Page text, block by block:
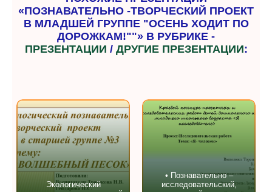
«ПОЗНАВАТЕЛЬНО -ТВОРЧЕСКИЙ ПРОЕКТ
В МЛАДШЕЙ ГРУППЕ "ОСЕНЬ ХОДИТ ПО
ДОРОЖКАМ!""» В РУБРИКЕ -
ПРЕЗЕНТАЦИИ / ДРУГИЕ ПРЕЗЕНТАЦИИ:
Экологический
• Познавательно –
исследовательский,